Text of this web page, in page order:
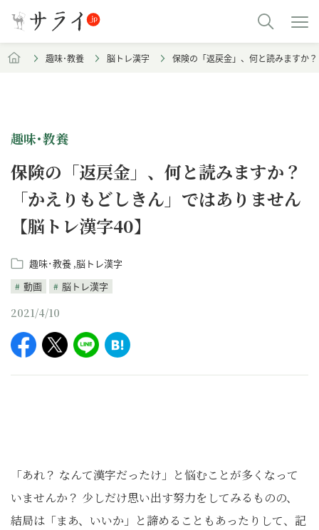
趣味･教養 脳トレ漢字 保険の「返戻金」、何と読みますか
趣味･教養
保険の「返戻金」、何と読みますか？
「かえりもどしきん」ではありません
【脳トレ漢字40】
趣味･教養 脳トレ漢字
動画
脳トレ漢字
2021/4/10
「あれ？ なんて漢字だったけ」と悩むことが多くなって
いませんか？ 少しだけ思い出す努力をしてみるものの、
結局は「まあ、いいか」と諦めることもあったりして、記